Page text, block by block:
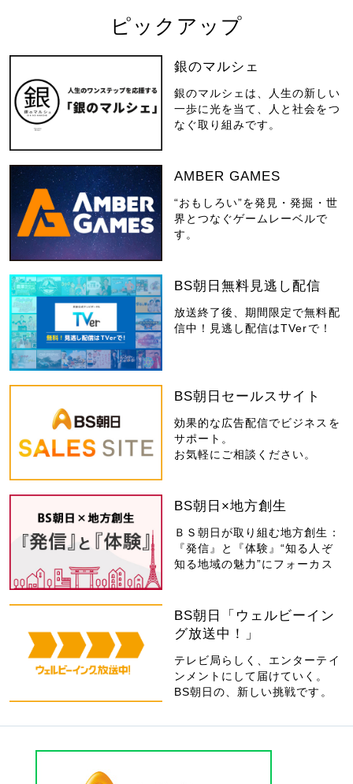
ピックアップ
銀のマルシェ
銀のマルシェは、人生の新しい
一歩に光を当て、人と社会をつ
なぐ取り組みです。
AMBER GAMES
“おもしろい”を発見・発掘・世
界とつなぐゲームレーベルで
す。
BS朝日無料見逃し配信
放送終了後、期間限定で無料配
信中！見逃し配信はTVerで！
BS朝日セールスサイト
効果的な広告配信でビジネスを
サポート。
お気軽にご相談ください。
BS朝日×地方創生
ＢＳ朝日が取り組む地方創生：
『発信』と『体験』“知る人ぞ
知る地域の魅力”にフォーカス
BS朝日「ウェルビーイン
グ放送中！」
テレビ局らしく、エンターテイ
ンメントにして届けていく。
BS朝日の、新しい挑戦です。